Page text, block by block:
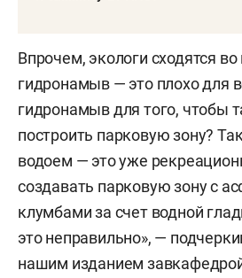
Впрочем, экологи сходятся
гидронамыв — это плохо для
гидронамыв для того, чтобы
построить парковую зону?
водоем — это уже
создавать парковую зону с
клумбами за счет водной
это неправильно», —
нашим изданием